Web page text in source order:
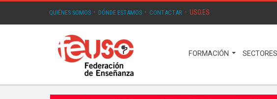
QUIÉNES SOMOS · DÓNDE ESTAMOS · CONTACTAR · USO.ES
FORMACIÓN SECTORES